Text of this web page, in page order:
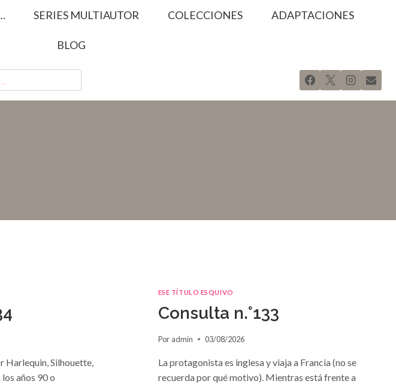
SERIES MULTIAUTOR COLECCIONES ADAPTACIONES
BLOG
Harlequin, Silhouette,
años 90 o
ESE TÍTULO ESQUIVO
Consulta n.°133
Por admin 03/08/2026
La protagonista es inglesa y viaja a Francia (no se
recuerda por qué motivo). Mientras está frente a